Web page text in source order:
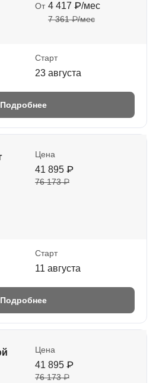
От 4 417 ₽/мес
7 361 ₽/мес
Старт
23 августа
Подробнее
Цена
41 895 ₽
76 173 ₽
Старт
11 августа
Подробнее
Цена
41 895 ₽
76 173 ₽